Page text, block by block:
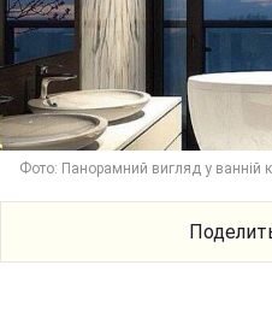
Фото: Панорамний вигляд у ванній